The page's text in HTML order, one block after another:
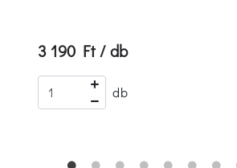
3 190 Ft / db
db